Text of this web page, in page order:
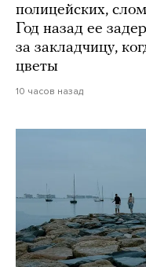
полицейских,
Год назад ее
за закладчицу,
цветы
10 часов назад